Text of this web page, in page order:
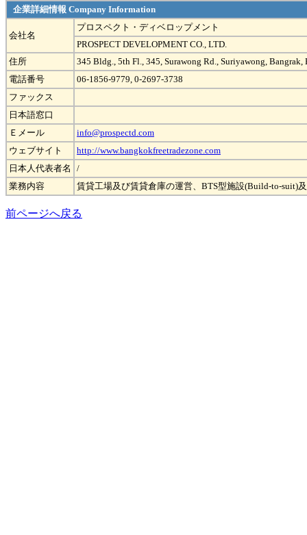
企業詳細情報 Company Information
会社名
プロスペクト・ディベロップメント
PROSPECT DEVELOPMENT CO., LTD.
住所
345 Bldg., 5th Fl., 345, Surawong Rd., Suriyawong,
電話番号
06-1856-9779, 0-2697-3738
ファックス
日本語窓口
Ｅメール
info@prospectd.com
ウェブサイト
http://www.bangkokfreetradezone.com
日本人代表者名
/
業務内容
賃貸工場及び賃貸倉庫の運営、BTS型施設(Build-to-suit)
前ページへ戻る